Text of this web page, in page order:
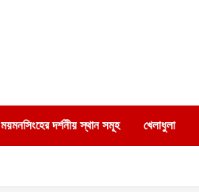
ময়মনসিংহের দর্শনীয় স্থান সমূহ খেলাধুলা